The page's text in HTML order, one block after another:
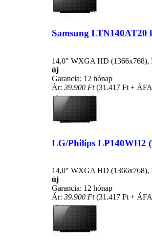
Samsung LTN140AT20
14,0" WXGA HD (1366x768),
új
Garancia: 12 hónap
Ár: 39.900 Ft(31.417 Ft +
LG/Philips LP140WH2
14,0" WXGA HD (1366x768),
új
Garancia: 12 hónap
Ár: 39.900 Ft(31.417 Ft +